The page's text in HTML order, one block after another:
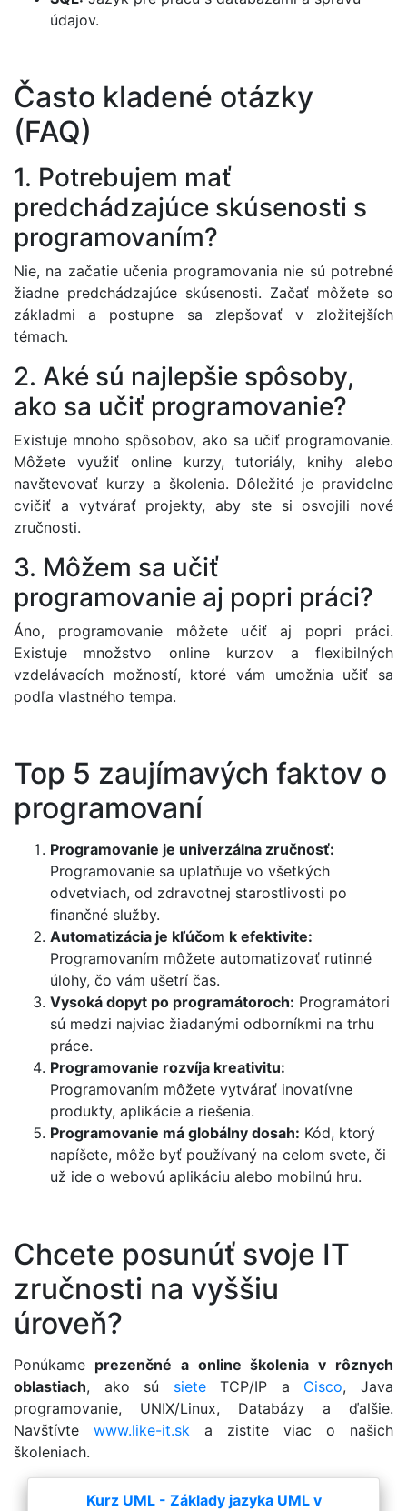
údajov.
Často kladené otázky
(FAQ)
1. Potrebujem mať
predchádzajúce skúsenosti s
programovaním?
Nie, na začatie učenia programovania nie sú potrebné
žiadne predchádzajúce skúsenosti. Začať môžete so
základmi a postupne sa zlepšovať v zložitejších
témach.
2. Aké sú najlepšie spôsoby,
ako sa učiť programovanie?
Existuje mnoho spôsobov, ako sa učiť programovanie.
Môžete využiť online kurzy, tutoriály, knihy alebo
navštevovať kurzy a školenia. Dôležité je pravidelne
cvičiť a vytvárať projekty, aby ste si osvojili nové
zručnosti.
3. Môžem sa učiť
programovanie aj popri práci?
Áno, programovanie môžete učiť aj popri práci.
Existuje množstvo online kurzov a flexibilných
vzdelávacích možností, ktoré vám umožnia učiť sa
podľa vlastného tempa.
Top 5 zaujímavých faktov o
programovaní
Programovanie je univerzálna zručnosť:
Programovanie sa uplatňuje vo všetkých
odvetviach, od zdravotnej starostlivosti po
finančné služby.
Automatizácia je kľúčom k efektivite:
Programovaním môžete automatizovať rutinné
úlohy, čo vám ušetrí čas.
Vysoká dopyt po programátoroch: Programátori
sú medzi najviac žiadanými odborníkmi na trhu
práce.
Programovanie rozvíja kreativitu:
Programovaním môžete vytvárať inovatívne
produkty, aplikácie a riešenia.
Programovanie má globálny dosah: Kód, ktorý
napíšete, môže byť používaný na celom svete, či
už ide o webovú aplikáciu alebo mobilnú hru.
​Chcete posunúť svoje IT
zručnosti na vyššiu
úroveň?
Ponúkame prezenčné a online školenia v rôznych
oblastiach, ako sú sieteTCP/IP a Cisco, Java
programovanie, UNIX/Linux, Databázy a ďalšie.
Navštívte www.like-it.sk a zistite viac o našich
školeniach.
Kurz UML - Základy jazyka UML v